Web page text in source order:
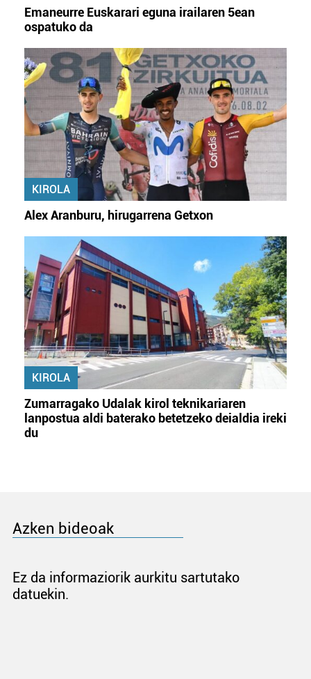
Emaneurre Euskarari eguna irailaren 5ean
ospatuko da
KIROLA
Alex Aranburu, hirugarrena Getxon
KIROLA
Zumarragako Udalak kirol teknikariaren
lanpostua aldi baterako betetzeko deialdia ireki
du
Azken bideoak
Ez da informaziorik aurkitu sartutako
datuekin.